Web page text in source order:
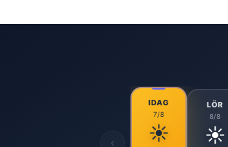
‹
IDAG
7/8
☀️
LÖR
8/8
☀️